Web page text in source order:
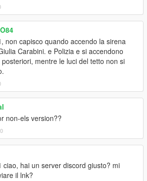
, non capisco quando accendo la sirena
Carabini. e Polizia e si accendono
mentre le luci del tetto non si
non-els version??
ciao, hai un server discord giusto? mi
il lnk?